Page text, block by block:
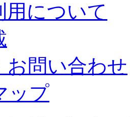
用について
お問い合わせ
ップ